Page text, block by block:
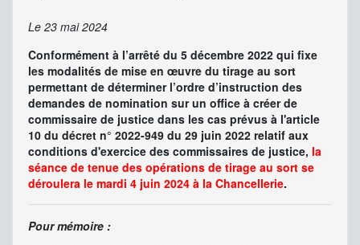
Le 23 mai 2024
Conformément à l’arrêté du 5 décembre 2022 qui fixe
les modalités de mise en œuvre du tirage au sort
permettant de déterminer l’ordre d’instruction des
demandes de nomination sur un office à créer de
commissaire de justice dans les cas prévus à l'article
10 du décret n° 2022-949 du 29 juin 2022 relatif aux
conditions d'exercice des commissaires de justice, la
séance de tenue des opérations de tirage au sort se
déroulera le mardi 4 juin 2024 à la Chancellerie.
Pour mémoire :